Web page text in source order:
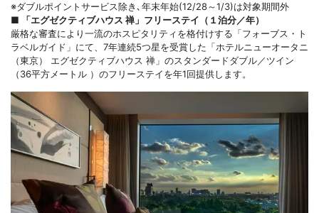
※ダブルポイントサービス除き､年末年始(12/28～1/3)は対象期間外
■
「エグゼクティブハウス 禅」フリーステイ（１泊分／年）
厳格な審査により一流のホスピタリティを格付けする「フォーブス・ト
ラベルガイド」にて、7年連続5つ星を受賞した「ホテルニューオータニ
（東京） エグゼクティブハウス 禅」のスタンダードダブル／ツイン
（36平方メートル ）のフリーステイを年1回提供します。